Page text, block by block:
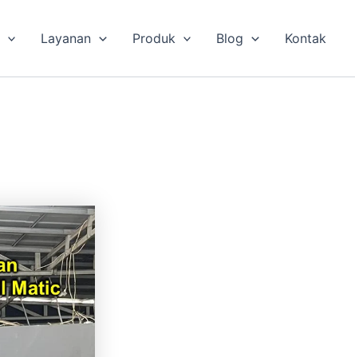
Layanan Produk Blog Kontak